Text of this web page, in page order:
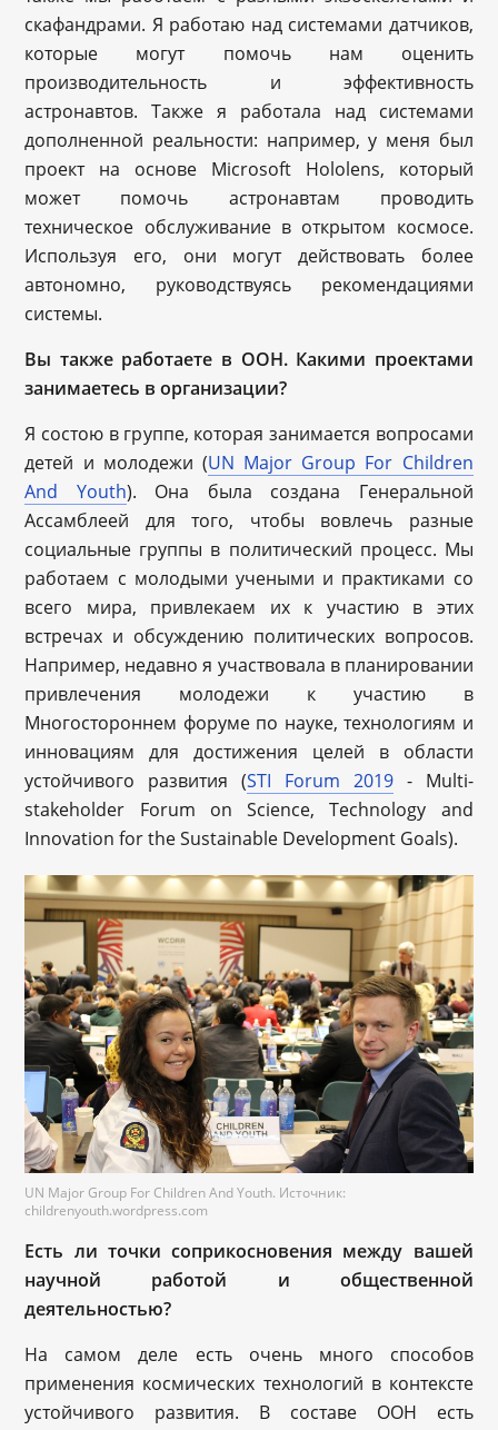
скафандрами. Я работаю над системами датчиков,
которые могут помочь нам оценить
производительность и эффективность
астронавтов. Также я работала над системами
дополненной реальности: например, у меня был
проект на основе Microsoft Hololens, который
может помочь астронавтам проводить
техническое обслуживание в открытом космосе.
Используя его, они могут действовать более
автономно, руководствуясь рекомендациями
системы.
Вы также работаете в ООН. Какими проектами
занимаетесь в организации?
Я состою в группе, которая занимается вопросами
детей и молодежи (UN Major Group For Children
And Youth). Она была создана Генеральной
Ассамблеей для того, чтобы вовлечь разные
социальные группы в политический процесс. Мы
работаем с молодыми учеными и практиками со
всего мира, привлекаем их к участию в этих
встречах и обсуждению политических вопросов.
Например, недавно я участвовала в планировании
привлечения молодежи к участию в
Многостороннем форуме по науке, технологиям и
инновациям для достижения целей в области
устойчивого развития (STI Forum 2019- Multi-
stakeholder Forum on Science, Technology and
Innovation for the Sustainable Development Goals).
UN Major Group For Children And Youth. Источник:
childrenyouth.wordpress.com
Есть ли точки соприкосновения между вашей
научной работой и общественной
деятельностью?
На самом деле есть очень много способов
применения космических технологий в контексте
устойчивого развития. В составе ООН есть